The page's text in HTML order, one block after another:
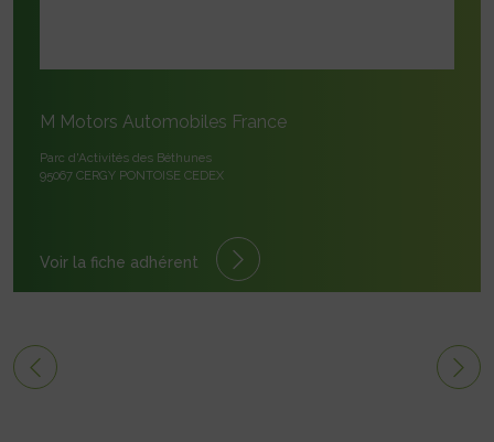
M Motors Automobiles France
Parc d'Activités des Béthunes
95067 CERGY PONTOISE CEDEX
Voir la fiche adhérent